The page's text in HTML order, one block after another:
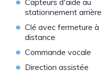
Capteurs d'aide au
stationnement arrière
• Clé avec fermeture à
distance
• Commande vocale
• Direction assistée